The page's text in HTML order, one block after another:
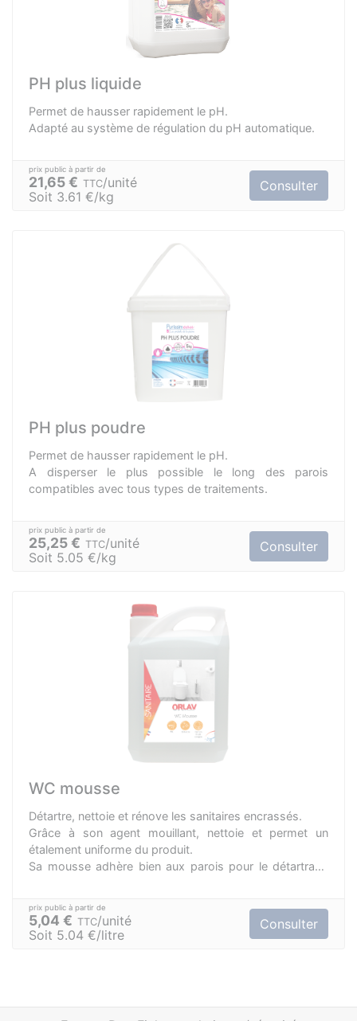
PH plus liquide
Permet de hausser rapidement le pH.
Adapté au système de régulation du pH automatique.
21,65 € TTC unité
Soit 3.61 €/kg
Consulter
PH plus poudre
Permet de hausser rapidement le pH.
A disperser le plus possible le long des parois
compatibles avec tous types de traitements.
25,25 € TTC unité
Soit 5.05 €/kg
Consulter
WC mousse
Détartre, nettoie et rénove les sanitaires encrassés.
Grâce à son agent mouillant, nettoie et permet un
étalement uniforme du produit.
Sa mousse adhère bien aux parois pour le détartrage
Désodorise et laisse un agréable parfum.
5,04 € TTC unité
Soit 5.04 €/litre
Consulter